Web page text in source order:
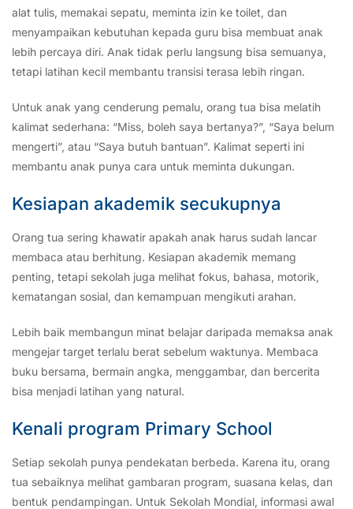
alat tulis, memakai sepatu, meminta izin ke toilet, dan
menyampaikan kebutuhan kepada guru bisa membuat anak
lebih percaya diri. Anak tidak perlu langsung bisa semuanya,
tetapi latihan kecil membantu transisi terasa lebih ringan.
Untuk anak yang cenderung pemalu, orang tua bisa melatih
kalimat sederhana: “Miss, boleh saya bertanya?”, “Saya belum
mengerti”, atau “Saya butuh bantuan”. Kalimat seperti ini
membantu anak punya cara untuk meminta dukungan.
Kesiapan akademik secukupnya
Orang tua sering khawatir apakah anak harus sudah lancar
membaca atau berhitung. Kesiapan akademik memang
penting, tetapi sekolah juga melihat fokus, bahasa, motorik,
kematangan sosial, dan kemampuan mengikuti arahan.
Lebih baik membangun minat belajar daripada memaksa anak
mengejar target terlalu berat sebelum waktunya. Membaca
buku bersama, bermain angka, menggambar, dan bercerita
bisa menjadi latihan yang natural.
Kenali program Primary School
Setiap sekolah punya pendekatan berbeda. Karena itu, orang
tua sebaiknya melihat gambaran program, suasana kelas, dan
bentuk pendampingan. Untuk Sekolah Mondial, informasi awal